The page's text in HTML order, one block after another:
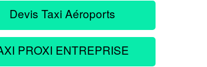
Devis Taxi Aéroports
PROXI ENTREPRISE